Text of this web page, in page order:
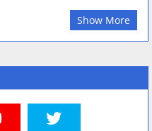
Show More